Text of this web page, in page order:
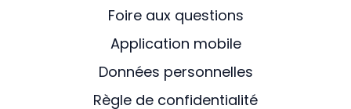
Foire aux questions
Application mobile
Données personnelles
Règle de confidentialité